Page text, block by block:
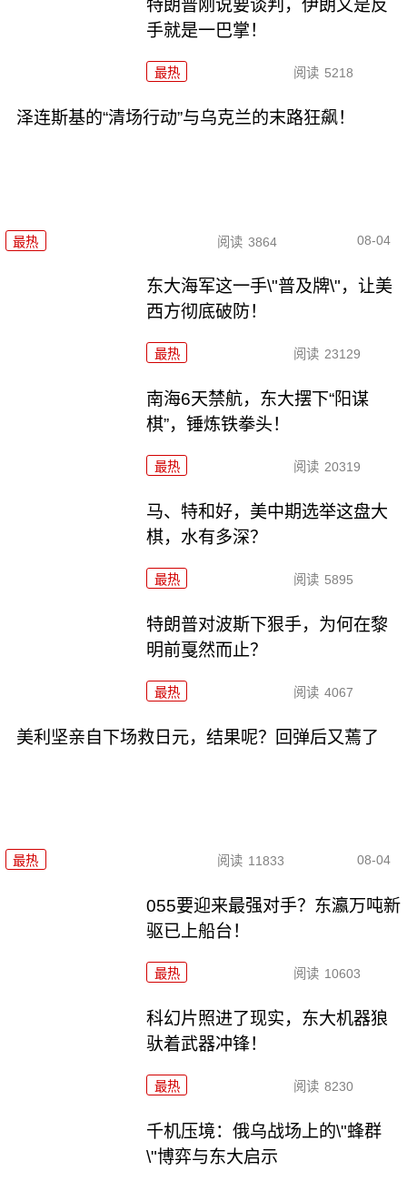
特朗普刚说要谈判，伊朗又是反
手就是一巴掌！
最热 阅读 5218
泽连斯基的“清场行动”与乌克兰的末路狂飙！
最热 阅读 3864 08-04
东大海军这一手\"普及牌\"，让美
西方彻底破防！
最热 阅读 23129
南海6天禁航，东大摆下“阳谋
棋”，锤炼铁拳头！
最热 阅读 20319
马、特和好，美中期选举这盘大
棋，水有多深？
最热 阅读 5895
特朗普对波斯下狠手，为何在黎
明前戛然而止？
最热 阅读 4067
美利坚亲自下场救日元，结果呢？回弹后又蔫了
最热 阅读 11833 08-04
055要迎来最强对手？东瀛万吨新
驱已上船台！
最热 阅读 10603
科幻片照进了现实，东大机器狼
驮着武器冲锋！
最热 阅读 8230
千机压境：俄乌战场上的\"蜂群
\"博弈与东大启示